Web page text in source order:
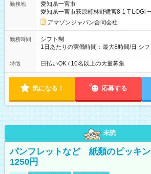
☆Amazon直雇用で安定して働けます！ 【試用期間】試用期間
あり 試用期間の長さ：1週間 雇用形態、
です。
勤務地
愛知県一宮市
愛知県一宮市萩原町林野鷺宮8-1 T-LOGI
アマゾンジャパン合同会社
勤務時間
シフト制
1日あたりの実働時間：最大8時間/日 シ
12時～21時
特徴 日払いOK / 10名以上の大量募集
気になる！ 応募する
未読
パンフレットなど 紙類のピッキ
1250円